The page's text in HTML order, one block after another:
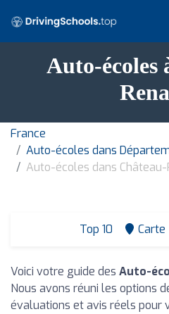
Auto-écoles
France
Auto-écoles dans
Auto-écoles dans
Top 10 Carte
Voici votre guide des Auto-
Nous avons réuni les options
évaluations et avis réels pour